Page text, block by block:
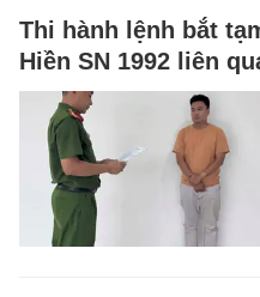
Thi hành lệnh bắt
Hiền SN 1992 liên